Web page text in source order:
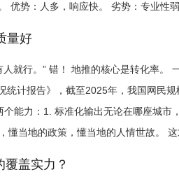
优势：人多，响应快。 劣势：专业性
量好
就行。” 错！ 地推的核心是转化率。
统计报告》，截至2025年，我国网民
能力： 1. 标准化输出无论在哪座城市
懂当地的政策，懂当地的人情世故。 这
盖实力？